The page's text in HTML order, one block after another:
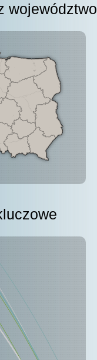
województwo